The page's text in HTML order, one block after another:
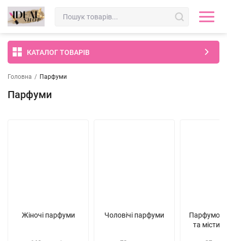
КАТАЛОГ ТОВАРІВ
Головна / Парфуми
Парфуми
Жіночі парфуми Чоловічі парфуми
та місти